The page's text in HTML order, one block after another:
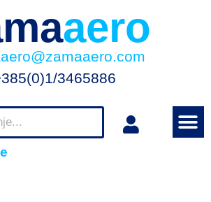
aero
3465886